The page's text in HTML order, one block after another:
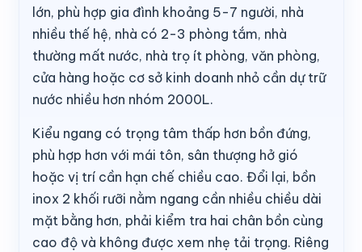
lớn, phù hợp gia đình khoảng 5-7 người, nhà
nhiều thế hệ, nhà có 2-3 phòng tắm, nhà
thường mất nước, nhà trọ ít phòng, văn phòng,
cửa hàng hoặc cơ sở kinh doanh nhỏ cần dự trữ
nước nhiều hơn nhóm 2000L.
Kiểu ngang có trọng tâm thấp hơn bồn đứng,
phù hợp hơn với mái tôn, sân thượng hở gió
hoặc vị trí cần hạn chế chiều cao. Đổi lại, bồn
inox 2 khối rưỡi nằm ngang cần nhiều chiều dài
mặt bằng hơn, phải kiểm tra hai chân bồn cùng
cao độ và không được xem nhẹ tải trọng. Riêng